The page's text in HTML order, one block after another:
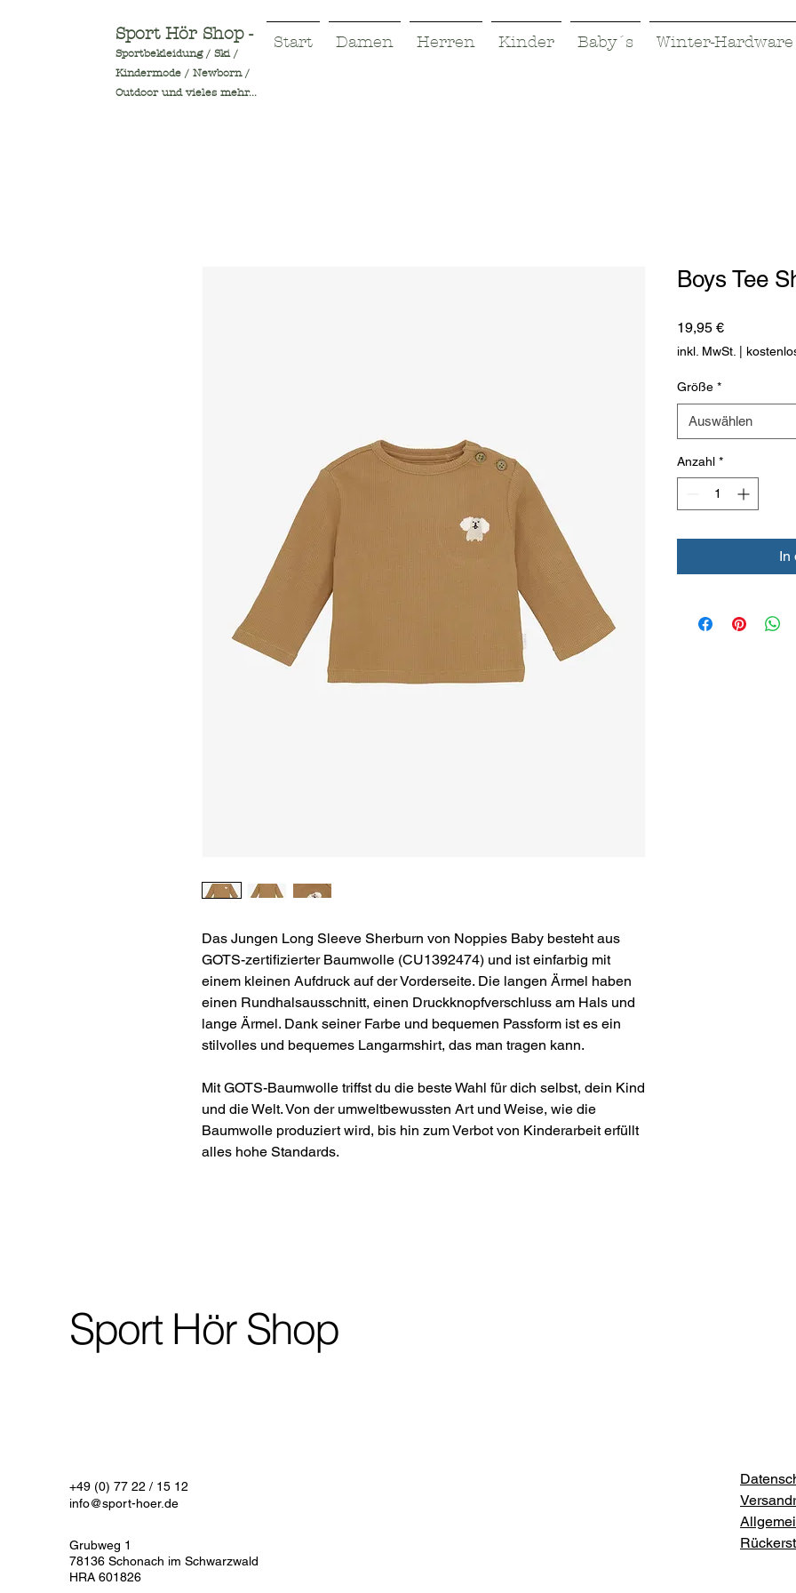
Sport Hör Shop -
Sportbekleidung / Ski /
Kindermode / Newborn /
Outdoor und vieles mehr...
Start Damen Herren Kinder Baby´s Winter-Hardware
Das Jungen Long Sleeve Sherburn von Noppies Baby besteht aus
GOTS-zertifizierter Baumwolle (CU1392474) und ist einfarbig mit
einem kleinen Aufdruck auf der Vorderseite. Die langen Ärmel haben
einen Rundhalsausschnitt, einen Druckknopfverschluss am Hals und
lange Ärmel. Dank seiner Farbe und bequemen Passform ist es ein
stilvolles und bequemes Langarmshirt, das man tragen kann.
Mit GOTS-Baumwolle triffst du die beste Wahl für dich selbst, dein Kind
und die Welt. Von der umweltbewussten Art und Weise, wie die
Baumwolle produziert wird, bis hin zum Verbot von Kinderarbeit erfüllt
alles hohe Standards.
Boys Tee
19,95 €Preis
inkl. MwSt.
Größe *
Auswählen
Anzahl *
In
Sport Hör Shop
+49 (0) 77 22 / 15 12
info@sport-hoer.de
Grubweg 1
78136 Schonach im Schwarzwald
HRA 601826